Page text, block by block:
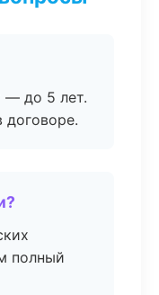
— до 5 лет.
договоре.
полный